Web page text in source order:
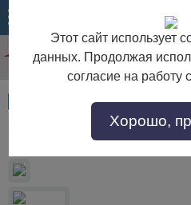
54216
Модульная детская
Этот сайт использует
данных. Продолжая
согласие на работу
Хорошо,